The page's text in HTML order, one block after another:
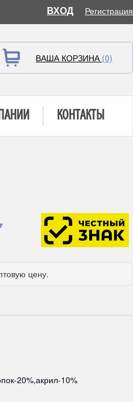
ВХОД Регистрация
ВАША КОРЗИНА (0)
КОНТАКТЫ
цену.
20%,акрил-10%